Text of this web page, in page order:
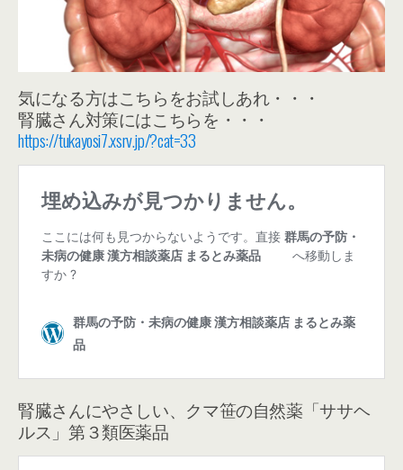
気になる方はこちらをお試しあれ・・・
腎臓さん対策にはこちらを・・・
https://tukayosi7.xsrv.jp/?cat=33
腎臓さんにやさしい、クマ笹の自然薬「ササヘ
ルス」第３類医薬品